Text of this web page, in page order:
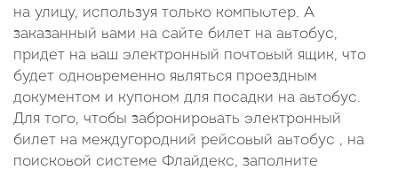
на улицу, используя только компьютер. А
заказанный вами на сайте билет на автобус,
придет на ваш электронный почтовый ящик, что
будет одновременно являться проездным
документом и купоном для посадки на автобус.
Для того, чтобы забронировать электронный
билет на междугородний рейсовый автобус , на
поисковой системе Флайдекс, заполните